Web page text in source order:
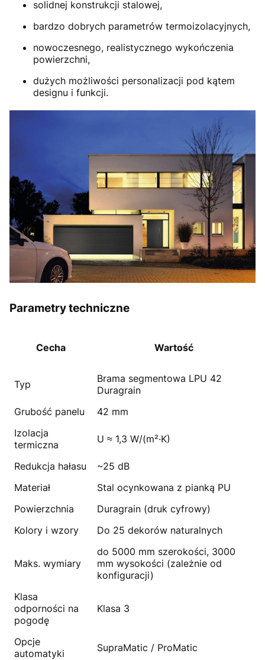
solidnej konstrukcji stalowej,
bardzo dobrych parametrów termoizolacyjnych,
nowoczesnego, realistycznego wykończenia
powierzchni,
dużych możliwości personalizacji pod kątem
designu i funkcji.
Parametry techniczne
Cecha Wartość
Typ
Brama segmentowa LPU 42
Duragrain
Grubość panelu
42 mm
Izolacja
termiczna
U ≈ 1,3 W/(m²·K)
Redukcja hałasu
~25 dB
Materiał
Stal ocynkowana z pianką PU
Powierzchnia
Duragrain (druk cyfrowy)
Kolory i wzory
Do 25 dekorów naturalnych
Maks. wymiary
do 5000 mm szerokości, 3000
mm wysokości (zależnie od
konfiguracji)
Klasa
odporności na
pogodę
Klasa 3
Opcje
automatyki
SupraMatic / ProMatic